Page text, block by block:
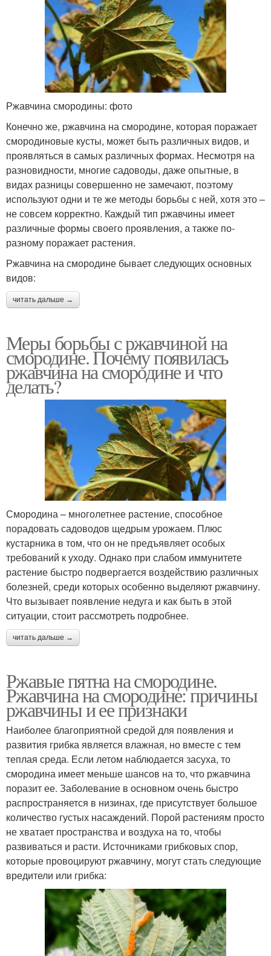
Ржавчина смородины: фото
Конечно же, ржавчина на смородине, которая поражает
смородиновые кусты, может быть различных видов, и
проявляться в самых различных формах. Несмотря на
разновидности, многие садоводы, даже опытные, в
видах разницы совершенно не замечают, поэтому
используют одни и те же методы борьбы с ней, хотя это –
не совсем корректно. Каждый тип ржавчины имеет
различные формы своего проявления, а также по-
разному поражает растения.
Ржавчина на смородине бывает следующих основных
видов:
читать дальше →
Меры борьбы с ржавчиной на
смородине. Почему появилась
ржавчина на смородине и что
делать?
Смородина – многолетнее растение, способное
порадовать садоводов щедрым урожаем. Плюс
кустарника в том, что он не предъявляет особых
требований к уходу. Однако при слабом иммунитете
растение быстро подвергается воздействию различных
болезней, среди которых особенно выделяют ржавчину.
Что вызывает появление недуга и как быть в этой
ситуации, стоит рассмотреть подробнее.
читать дальше →
Ржавые пятна на смородине.
Ржавчина на смородине: причины
ржавчины и ее признаки
Наиболее благоприятной средой для появления и
развития грибка является влажная, но вместе с тем
теплая среда. Если летом наблюдается засуха, то
смородина имеет меньше шансов на то, что ржавчина
поразит ее. Заболевание в основном очень быстро
распространяется в низинах, где присутствует большое
количество густых насаждений. Порой растениям просто
не хватает пространства и воздуха на то, чтобы
развиваться и расти. Источниками грибковых спор,
которые провоцируют ржавчину, могут стать следующие
вредители или грибка: